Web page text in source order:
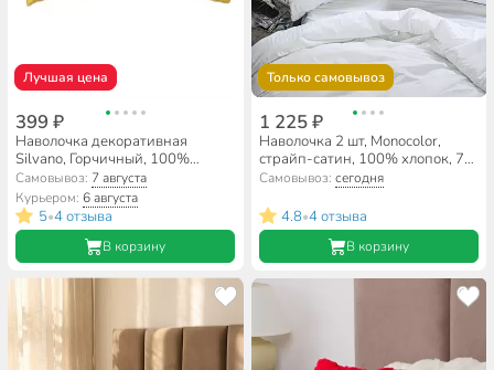
Лучшая цена
399 ₽
Наволочка декоративная
Silvano, Горчичный, 100%
полиэстер, 40 х 60 см
Самовывоз: 7 августа
Курьером:6 августа
5•4 отзыва
В корзину
Только самовывоз
1 225 ₽
Наволочка 2 шт, Monocolor,
страйп-сатин, 100% хлопок, 70
х 70 см, белая, 140 г/м2, 3182-1
Самовывоз: сегодня
4.8•4 отзыва
В корзину